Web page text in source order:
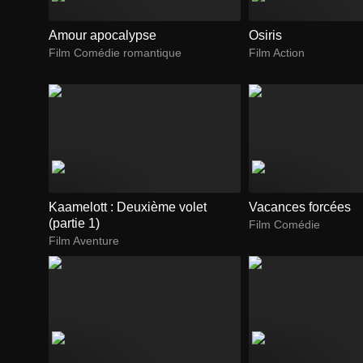
Amour apocalypse
Film Comédie romantique
Osiris
Film Action
Kaamelott : Deuxième volet
(partie 1)
Film Aventure
Vacances forcées
Film Comédie